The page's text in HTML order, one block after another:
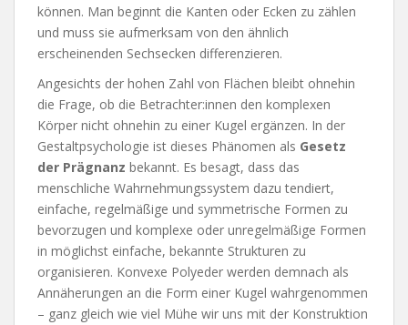
können. Man beginnt die Kanten oder Ecken zu zählen
und muss sie aufmerksam von den ähnlich
erscheinenden Sechsecken differenzieren.
Angesichts der hohen Zahl von Flächen bleibt ohnehin
die Frage, ob die Betrachter:innen den komplexen
Körper nicht ohnehin zu einer Kugel ergänzen. In der
Gestaltpsychologie ist dieses Phänomen als Gesetz
der Prägnanz bekannt. Es besagt, dass das
menschliche Wahrnehmungssystem dazu tendiert,
einfache, regelmäßige und symmetrische Formen zu
bevorzugen und komplexe oder unregelmäßige Formen
in möglichst einfache, bekannte Strukturen zu
organisieren. Konvexe Polyeder werden demnach als
Annäherungen an die Form einer Kugel wahrgenommen
– ganz gleich wie viel Mühe wir uns mit der Konstruktion